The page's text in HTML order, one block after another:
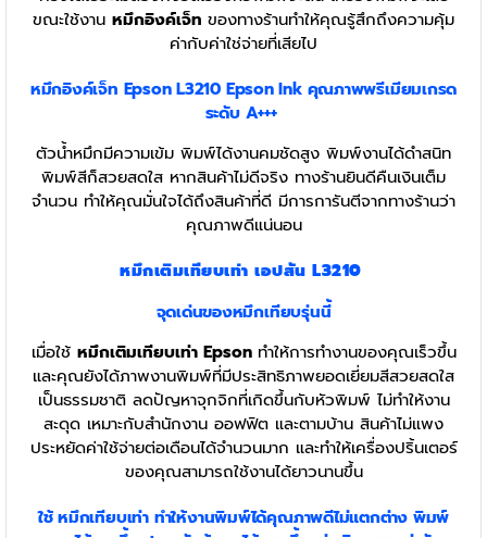
ขณะใช้งาน หมึกอิงค์เจ็ท ของทางร้านทำให้คุณรู้สึกถึงความคุ้ม
ค่ากับค่าใช่จ่ายที่เสียไป
หมึกอิงค์เจ็ท Epson L3210 Epson Ink คุณภาพพรีเมียมเกรด
ระดับ A+++
ตัวน้ำหมึกมีความเข้ม พิมพ์ได้งานคมชัดสูง พิมพ์งานได้ดำสนิท
พิมพ์สีก็สวยสดใส หากสินค้าไม่ดีจริง ทางร้านยินดีคืนเงินเต็ม
จำนวน ทำให้คุณมั่นใจได้ถึงสินค้าที่ดี มีการการันตีจากทางร้านว่า
คุณภาพดีแน่นอน
หมึกเติมเทียบเท่า เอปสัน L3210
จุดเด่นของหมึกเทียบรุ่นนี้
เมื่อใช้ หมึกเติมเทียบเท่า Epson ทำให้การทำงานของคุณเร็วขึ้น
และคุณยังได้ภาพงานพิมพ์ที่มีประสิทธิภาพยอดเยี่ยมสีสวยสดใส
เป็นธรรมชาติ ลดปัญหาจุกจิกที่เกิดขึ้นกับหัวพิมพ์ ไม่ทำให้งาน
สะดุด เหมาะกับสำนักงาน ออฟฟิต และตามบ้าน สินค้าไม่แพง
ประหยัดค่าใช้จ่ายต่อเดือนได้จำนวนมาก และทำให้เครื่องปริ้นเตอร์
ของคุณสามารถใช้งานได้ยาวนานขึ้น
ใช้ หมึกเทียบเท่า ทำให้งานพิมพ์ได้คุณภาพดีไม่แตกต่าง พิมพ์